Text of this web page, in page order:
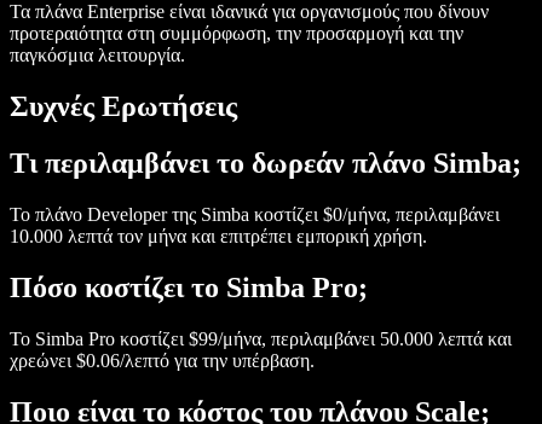
Τα πλάνα Enterprise είναι ιδανικά για οργανισμούς που δίνουν
προτεραιότητα στη συμμόρφωση, την προσαρμογή και την
παγκόσμια λειτουργία.
Συχνές Ερωτήσεις
Τι περιλαμβάνει το δωρεάν πλάνο Simba;
Το πλάνο Developer της Simba κοστίζει $0/μήνα, περιλαμβάνει
10.000 λεπτά τον μήνα και επιτρέπει εμπορική χρήση.
Πόσο κοστίζει το Simba Pro;
Το Simba Pro κοστίζει $99/μήνα, περιλαμβάνει 50.000 λεπτά και
χρεώνει $0.06/λεπτό για την υπέρβαση.
Ποιο είναι το κόστος του πλάνου Scale;